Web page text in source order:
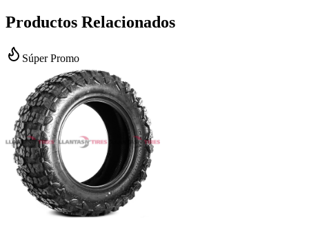
Productos Relacionados
Súper Promo